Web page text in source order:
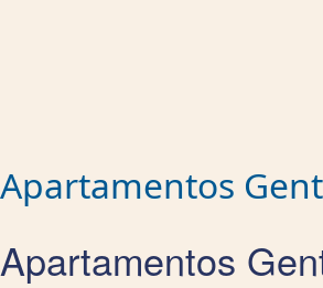
Apartamentos
Apartamentos